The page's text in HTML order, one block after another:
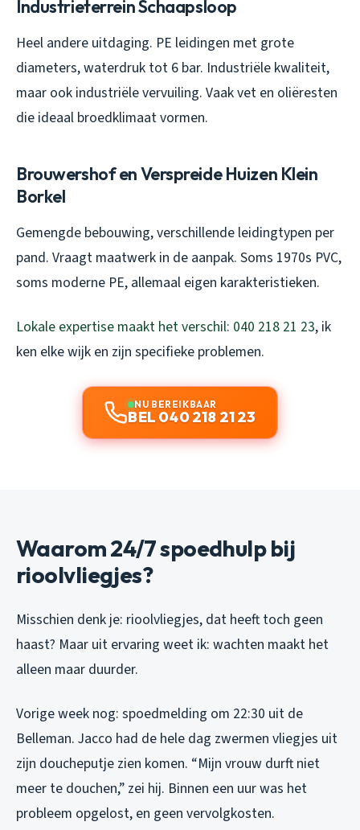
Industrieterrein Schaapsloop
Heel andere uitdaging. PE leidingen met grote
diameters, waterdruk tot 6 bar. Industriële kwaliteit,
maar ook industriële vervuiling. Vaak vet en oliëresten
die ideaal broedklimaat vormen.
Brouwershof en Verspreide Huizen Klein
Borkel
Gemengde bebouwing, verschillende leidingtypen per
pand. Vraagt maatwerk in de aanpak. Soms 1970s PVC,
soms moderne PE, allemaal eigen karakteristieken.
Lokale expertise maakt het verschil: 040 218 21 23, ik
ken elke wijk en zijn specifieke problemen.
NU BEREIKBAAR
BEL 040 218 21 23
Waarom 24/7 spoedhulp bij
rioolvliegjes?
Misschien denk je: rioolvliegjes, dat heeft toch geen
haast? Maar uit ervaring weet ik: wachten maakt het
alleen maar duurder.
Vorige week nog: spoedmelding om 22:30 uit de
Belleman. Jacco had de hele dag zwermen vliegjes uit
zijn doucheputje zien komen. “Mijn vrouw durft niet
meer te douchen,” zei hij. Binnen een uur was het
probleem opgelost, en geen vervolgkosten.